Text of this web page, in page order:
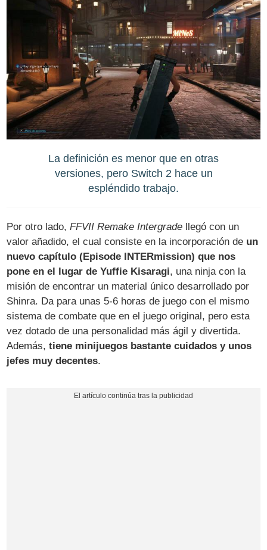
La definición es menor que en otras
versiones, pero Switch 2 hace un
espléndido trabajo.
Por otro lado,FFVII Remake Intergrade llegó con un
valor añadido, el cual consiste en la incorporación de un
nuevo capítulo (Episode INTERmission) que nos
pone en el lugar de Yuffie Kisaragi, una ninja con la
misión de encontrar un material único desarrollado por
Shinra. Da para unas 5-6 horas de juego con el mismo
sistema de combate que en el juego original, pero esta
vez dotado de una personalidad más ágil y divertida.
Además,tiene minijuegos bastante cuidados y unos
jefes muy decentes.